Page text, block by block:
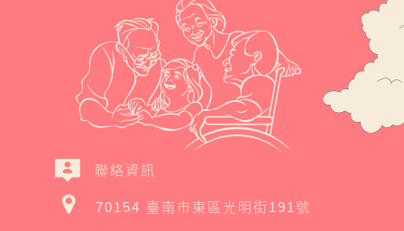
聯絡資訊
70154 臺南市東區光明街191號